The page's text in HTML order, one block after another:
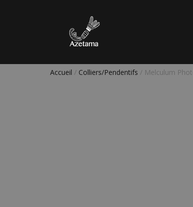
Accueil / Colliers/Pendentifs / Melculum